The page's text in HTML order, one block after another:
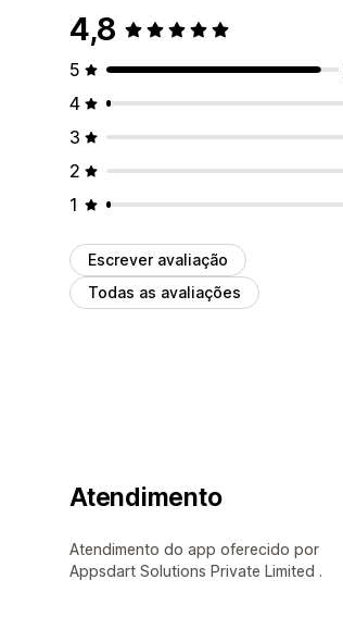
4,8
5
4
3
2
1
Escrever avaliação
Todas as avaliações
Atendimento
Atendimento do app oferecido por
Appsdart Solutions Private Limited .